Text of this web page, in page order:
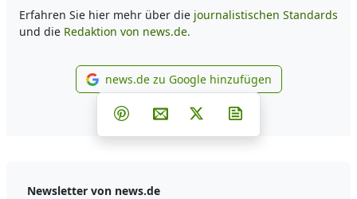
Erfahren Sie hier mehr über die journalistischen Standards
und die Redaktion von news.de.
news.de zu Google
news.de zu Google hinzufügen
Teilen auf Facebook
Teilen auf Whatsapp
Teilen auf Telegram
Teilen auf Pinterest
Per E-Mail teilen
Post auf X
Newsletter von news.de